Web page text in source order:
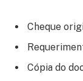
Cheque
Cópia do